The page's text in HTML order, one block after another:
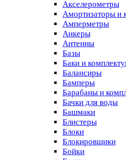
Акселерометры
Амортизаторы и
Амперметры
Анкеры
Антенны
Базы
Баки и
Балансиры
Бамперы
Барабаны и
Бачки для воды
Башмаки
Блистеры
Блоки
Блокировщики
Бойки